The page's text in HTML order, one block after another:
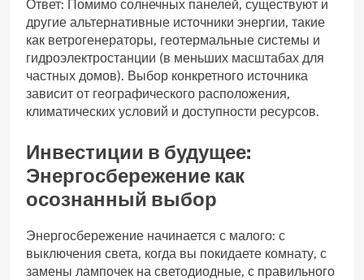
Ответ: Помимо солнечных панелей, существуют и
другие альтернативные источники энергии, такие
как ветрогенераторы, геотермальные системы и
гидроэлектростанции (в меньших масштабах для
частных домов). Выбор конкретного источника
зависит от географического расположения,
климатических условий и доступности ресурсов.
Инвестиции в будущее:
Энергосбережение как
осознанный выбор
Энергосбережение начинается с малого: с
выключения света, когда вы покидаете комнату, с
замены лампочек на светодиодные, с правильного